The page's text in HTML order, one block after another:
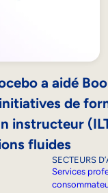
a aidé
de
instructeur
fluides
SECTEURS
Services